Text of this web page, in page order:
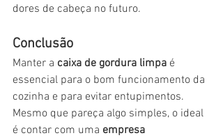
dores de cabeça no futuro.
Conclusão
Manter a caixa de gordura limpa é
essencial para o bom funcionamento da
cozinha e para evitar entupimentos.
Mesmo que pareça algo simples, o ideal
é contar com uma empresa